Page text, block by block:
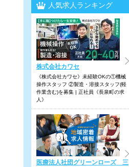
人気求人ランキング
株式会社カワセ
《株式会社カワセ》未経験OKの①機械
操作スタッフ ②製造・溶接スタッフ(軽
作業含む)を募集 | 正社員《長泉町の求
人》
医療法人社団グリーンローズ 三